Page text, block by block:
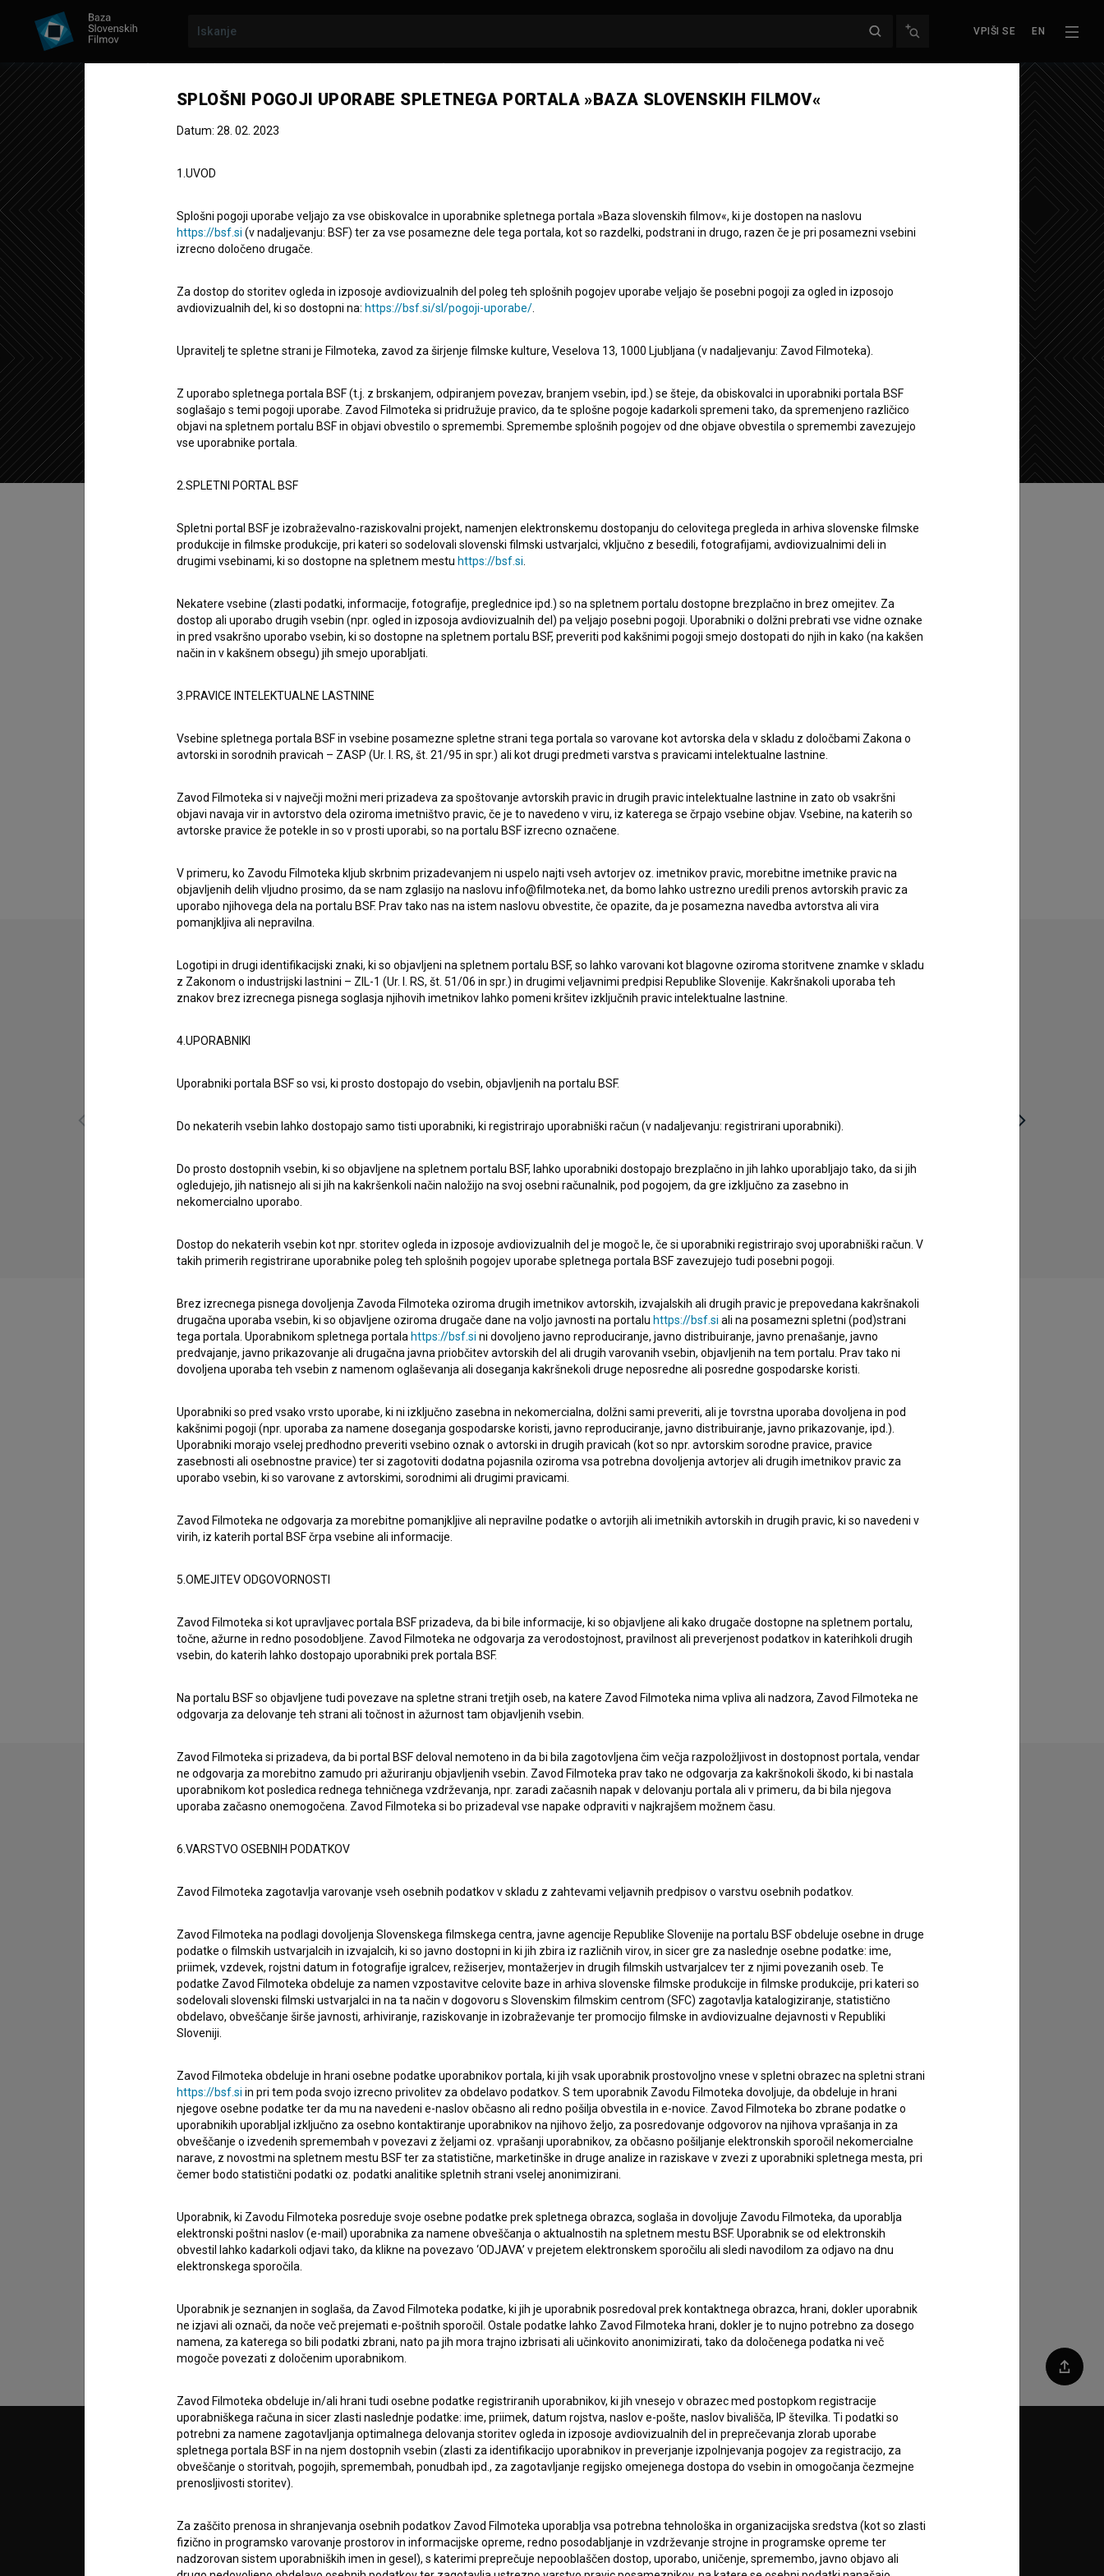
VPIŠI SE EN
Munira
Celovečerni dokumentarni film
Želim si ogledati ta film
skromno življenje, polno ljubezni, se čez noč spremeni in jo popelje v nov neznani svet, v katerem se -
kljub številnim oviram - dobro znajde. Munira Subaić je simbol deset tisočih žensk, ki so preživele
genocid v Srebrenici in je simbol ostalih bosanskih žena. Vojna jo je odpeljala v svet nepripravljeno
Manira Subašić
Oglejte si
Zadnji pionirji (2013) Sukanje niti modernih umetnikov (2018) Infinity: From Before (2023)
Zasedba
Organizacije
Nagrade in nominacije
Razširjeni podatki
Stik z uredništvom
prijavljam napako
Sprejemamsplošne pogojein dajemsoglasjeza zbiranje, hrambo in obdelavo osebnih
podatkov.
Deli
© 2018-2026, Filmoteka,
zavod za širjenje filmske kulture
info@filmoteka.si
Tehnična pomoč: podpora@bsf.si
PARTNERJI
O PROJEKTU
PRIJAVITE SE NA BSF NOVIČNIK:
Sprejemam splošne pogoje in dajem soglasjeza
zbiranje, hrambo in obdelavo osebnih podatkov.
Sledite nam na:
SPLOŠNI POGOJI UPORABE SPLETNEGA PORTALA »BAZA SLOVENSKIH FILMOV«
Datum: 28. 02. 2023
1.UVOD
Splošni pogoji uporabe veljajo za vse obiskovalce in uporabnike spletnega portala »Baza slovenskih filmov«, ki je dostopen na naslovu
https://bsf.si (v nadaljevanju: BSF) ter za vse posamezne dele tega portala, kot so razdelki, podstrani in drugo, razen če je pri posamezni vsebini
izrecno določeno drugače.
Za dostop do storitev ogleda in izposoje avdiovizualnih del poleg teh splošnih pogojev uporabe veljajo še posebni pogoji za ogled in izposojo
avdiovizualnih del, ki so dostopni na: https://bsf.si/sl/pogoji-uporabe/
Upravitelj te spletne strani je Filmoteka, zavod za širjenje filmske kulture, Veselova 13, 1000 Ljubljana (v nadaljevanju: Zavod Filmoteka).
Z uporabo spletnega portala BSF (t.j. z brskanjem, odpiranjem povezav, branjem vsebin, ipd.) se šteje, da obiskovalci in uporabniki portala BSF
soglašajo s temi pogoji uporabe. Zavod Filmoteka si pridružuje pravico, da te splošne pogoje kadarkoli spremeni tako, da spremenjeno različico
objavi na spletnem portalu BSF in objavi obvestilo o spremembi. Spremembe splošnih pogojev od dne objave obvestila o spremembi zavezujejo
vse uporabnike portala.
2.SPLETNI PORTAL BSF
Spletni portal BSF je izobraževalno-raziskovalni projekt, namenjen elektronskemu dostopanju do celovitega pregleda in arhiva slovenske filmske
produkcije in filmske produkcije, pri kateri so sodelovali slovenski filmski ustvarjalci, vključno z besedili, fotografijami, avdiovizualnimi deli in
drugimi vsebinami, ki so dostopne na spletnem mestu https://bsf.si
Nekatere vsebine (zlasti podatki, informacije, fotografije, preglednice ipd.) so na spletnem portalu dostopne brezplačno in brez omejitev. Za
dostop ali uporabo drugih vsebin (npr. ogled in izposoja avdiovizualnih del) pa veljajo posebni pogoji. Uporabniki o dolžni prebrati vse vidne oznake
in pred vsakršno uporabo vsebin, ki so dostopne na spletnem portalu BSF, preveriti pod kakšnimi pogoji smejo dostopati do njih in kako (na kakšen
način in v kakšnem obsegu) jih smejo uporabljati.
3.PRAVICE INTELEKTUALNE LASTNINE
Vsebine spletnega portala BSF in vsebine posamezne spletne strani tega portala so varovane kot avtorska dela v skladu z določbami Zakona o
avtorski in sorodnih pravicah – ZASP (Ur. l. RS, št. 21/95 in spr.) ali kot drugi predmeti varstva s pravicami intelektualne lastnine.
Zavod Filmoteka si v največji možni meri prizadeva za spoštovanje avtorskih pravic in drugih pravic intelektualne lastnine in zato ob vsakršni
objavi navaja vir in avtorstvo dela oziroma imetništvo pravic, če je to navedeno v viru, iz katerega se črpajo vsebine objav. Vsebine, na katerih so
avtorske pravice že potekle in so v prosti uporabi, so na portalu BSF izrecno označene.
V primeru, ko Zavodu Filmoteka kljub skrbnim prizadevanjem ni uspelo najti vseh avtorjev oz. imetnikov pravic, morebitne imetnike pravic na
objavljenih delih vljudno prosimo, da se nam zglasijo na naslovu info@filmoteka.net, da bomo lahko ustrezno uredili prenos avtorskih pravic za
uporabo njihovega dela na portalu BSF. Prav tako nas na istem naslovu obvestite, če opazite, da je posamezna navedba avtorstva ali vira
pomanjkljiva ali nepravilna.
Logotipi in drugi identifikacijski znaki, ki so objavljeni na spletnem portalu BSF, so lahko varovani kot blagovne oziroma storitvene znamke v skladu
z Zakonom o industrijski lastnini – ZIL-1 (Ur. l. RS, št. 51/06 in spr.) in drugimi veljavnimi predpisi Republike Slovenije. Kakršnakoli uporaba teh
znakov brez izrecnega pisnega soglasja njihovih imetnikov lahko pomeni kršitev izključnih pravic intelektualne lastnine.
4.UPORABNIKI
Uporabniki portala BSF so vsi, ki prosto dostopajo do vsebin, objavljenih na portalu BSF.
Do nekaterih vsebin lahko dostopajo samo tisti uporabniki, ki registrirajo uporabniški račun (v nadaljevanju: registrirani uporabniki).
Do prosto dostopnih vsebin, ki so objavljene na spletnem portalu BSF, lahko uporabniki dostopajo brezplačno in jih lahko uporabljajo tako, da si jih
ogledujejo, jih natisnejo ali si jih na kakršenkoli način naložijo na svoj osebni računalnik, pod pogojem, da gre izključno za zasebno in
nekomercialno uporabo.
Dostop do nekaterih vsebin kot npr. storitev ogleda in izposoje avdiovizualnih del je mogoč le, če si uporabniki registrirajo svoj uporabniški račun. V
takih primerih registrirane uporabnike poleg teh splošnih pogojev uporabe spletnega portala BSF zavezujejo tudi posebni pogoji.
Brez izrecnega pisnega dovoljenja Zavoda Filmoteka oziroma drugih imetnikov avtorskih, izvajalskih ali drugih pravic je prepovedana kakršnakoli
drugačna uporaba vsebin, ki so objavljene oziroma drugače dane na voljo javnosti na portalu https://bsf.si ali na posamezni spletni (pod)strani
tega portala. Uporabnikom spletnega portala https://bsf.si ni dovoljeno javno reproduciranje, javno distribuiranje, javno prenašanje, javno
predvajanje, javno prikazovanje ali drugačna javna priobčitev avtorskih del ali drugih varovanih vsebin, objavljenih na tem portalu. Prav tako ni
dovoljena uporaba teh vsebin z namenom oglaševanja ali doseganja kakršnekoli druge neposredne ali posredne gospodarske koristi.
Uporabniki so pred vsako vrsto uporabe, ki ni izključno zasebna in nekomercialna, dolžni sami preveriti, ali je tovrstna uporaba dovoljena in pod
kakšnimi pogoji (npr. uporaba za namene doseganja gospodarske koristi, javno reproduciranje, javno distribuiranje, javno prikazovanje, ipd.).
Uporabniki morajo vselej predhodno preveriti vsebino oznak o avtorski in drugih pravicah (kot so npr. avtorskim sorodne pravice, pravice
zasebnosti ali osebnostne pravice) ter si zagotoviti dodatna pojasnila oziroma vsa potrebna dovoljenja avtorjev ali drugih imetnikov pravic za
uporabo vsebin, ki so varovane z avtorskimi, sorodnimi ali drugimi pravicami.
Zavod Filmoteka ne odgovarja za morebitne pomanjkljive ali nepravilne podatke o avtorjih ali imetnikih avtorskih in drugih pravic, ki so navedeni v
virih, iz katerih portal BSF črpa vsebine ali informacije.
5.OMEJITEV ODGOVORNOSTI
Zavod Filmoteka si kot upravljavec portala BSF prizadeva, da bi bile informacije, ki so objavljene ali kako drugače dostopne na spletnem portalu,
točne, ažurne in redno posodobljene. Zavod Filmoteka ne odgovarja za verodostojnost, pravilnost ali preverjenost podatkov in katerihkoli drugih
vsebin, do katerih lahko dostopajo uporabniki prek portala BSF.
Na portalu BSF so objavljene tudi povezave na spletne strani tretjih oseb, na katere Zavod Filmoteka nima vpliva ali nadzora, Zavod Filmoteka ne
odgovarja za delovanje teh strani ali točnost in ažurnost tam objavljenih vsebin.
Zavod Filmoteka si prizadeva, da bi portal BSF deloval nemoteno in da bi bila zagotovljena čim večja razpoložljivost in dostopnost portala, vendar
ne odgovarja za morebitno zamudo pri ažuriranju objavljenih vsebin. Zavod Filmoteka prav tako ne odgovarja za kakršnokoli škodo, ki bi nastala
uporabnikom kot posledica rednega tehničnega vzdrževanja, npr. zaradi začasnih napak v delovanju portala ali v primeru, da bi bila njegova
uporaba začasno onemogočena. Zavod Filmoteka si bo prizadeval vse napake odpraviti v najkrajšem možnem času.
6.VARSTVO OSEBNIH PODATKOV
Zavod Filmoteka zagotavlja varovanje vseh osebnih podatkov v skladu z zahtevami veljavnih predpisov o varstvu osebnih podatkov.
Zavod Filmoteka na podlagi dovoljenja Slovenskega filmskega centra, javne agencije Republike Slovenije na portalu BSF obdeluje osebne in druge
podatke o filmskih ustvarjalcih in izvajalcih, ki so javno dostopni in ki jih zbira iz različnih virov, in sicer gre za naslednje osebne podatke: ime,
priimek, vzdevek, rojstni datum in fotografije igralcev, režiserjev, montažerjev in drugih filmskih ustvarjalcev ter z njimi povezanih oseb. Te
podatke Zavod Filmoteka obdeluje za namen vzpostavitve celovite baze in arhiva slovenske filmske produkcije in filmske produkcije, pri kateri so
sodelovali slovenski filmski ustvarjalci in na ta način v dogovoru s Slovenskim filmskim centrom (SFC) zagotavlja katalogiziranje, statistično
obdelavo, obveščanje širše javnosti, arhiviranje, raziskovanje in izobraževanje ter promocijo filmske in avdiovizualne dejavnosti v Republiki
Sloveniji.
Zavod Filmoteka obdeluje in hrani osebne podatke uporabnikov portala, ki jih vsak uporabnik prostovoljno vnese v spletni obrazec na spletni strani
https://bsf.si in pri tem poda svojo izrecno privolitev za obdelavo podatkov. S tem uporabnik Zavodu Filmoteka dovoljuje, da obdeluje in hrani
njegove osebne podatke ter da mu na navedeni e-naslov občasno ali redno pošilja obvestila in e-novice. Zavod Filmoteka bo zbrane podatke o
uporabnikih uporabljal izključno za osebno kontaktiranje uporabnikov na njihovo željo, za posredovanje odgovorov na njihova vprašanja in za
obveščanje o izvedenih spremembah v povezavi z željami oz. vprašanji uporabnikov, za občasno pošiljanje elektronskih sporočil nekomercialne
narave, z novostmi na spletnem mestu BSF ter za statistične, marketinške in druge analize in raziskave v zvezi z uporabniki spletnega mesta, pri
čemer bodo statistični podatki oz. podatki analitike spletnih strani vselej anonimizirani.
Uporabnik, ki Zavodu Filmoteka posreduje svoje osebne podatke prek spletnega obrazca, soglaša in dovoljuje Zavodu Filmoteka, da uporablja
elektronski poštni naslov (e-mail) uporabnika za namene obveščanja o aktualnostih na spletnem mestu BSF. Uporabnik se od elektronskih
obvestil lahko kadarkoli odjavi tako, da klikne na povezavo ‘ODJAVA’ v prejetem elektronskem sporočilu ali sledi navodilom za odjavo na dnu
elektronskega sporočila.
Uporabnik je seznanjen in soglaša, da Zavod Filmoteka podatke, ki jih je uporabnik posredoval prek kontaktnega obrazca, hrani, dokler uporabnik
ne izjavi ali označi, da noče več prejemati e-poštnih sporočil. Ostale podatke lahko Zavod Filmoteka hrani, dokler je to nujno potrebno za dosego
namena, za katerega so bili podatki zbrani, nato pa jih mora trajno izbrisati ali učinkovito anonimizirati, tako da določenega podatka ni več
mogoče povezati z določenim uporabnikom.
Zavod Filmoteka obdeluje in/ali hrani tudi osebne podatke registriranih uporabnikov, ki jih vnesejo v obrazec med postopkom registracije
uporabniškega računa in sicer zlasti naslednje podatke: ime, priimek, datum rojstva, naslov e-pošte, naslov bivališča, IP številka. Ti podatki so
potrebni za namene zagotavljanja optimalnega delovanja storitev ogleda in izposoje avdiovizualnih del in preprečevanja zlorab uporabe
spletnega portala BSF in na njem dostopnih vsebin (zlasti za identifikacijo uporabnikov in preverjanje izpolnjevanja pogojev za registracijo, za
obveščanje o storitvah, pogojih, spremembah, ponudbah ipd., za zagotavljanje regijsko omejenega dostopa do vsebin in omogočanja čezmejne
prenosljivosti storitev).
Za zaščito prenosa in shranjevanja osebnih podatkov Zavod Filmoteka uporablja vsa potrebna tehnološka in organizacijska sredstva (kot so zlasti
fizično in programsko varovanje prostorov in informacijske opreme, redno posodabljanje in vzdrževanje strojne in programske opreme ter
nadzorovan sistem uporabniških imen in gesel), s katerimi preprečuje nepooblaščen dostop, uporabo, uničenje, spremembo, javno objavo ali